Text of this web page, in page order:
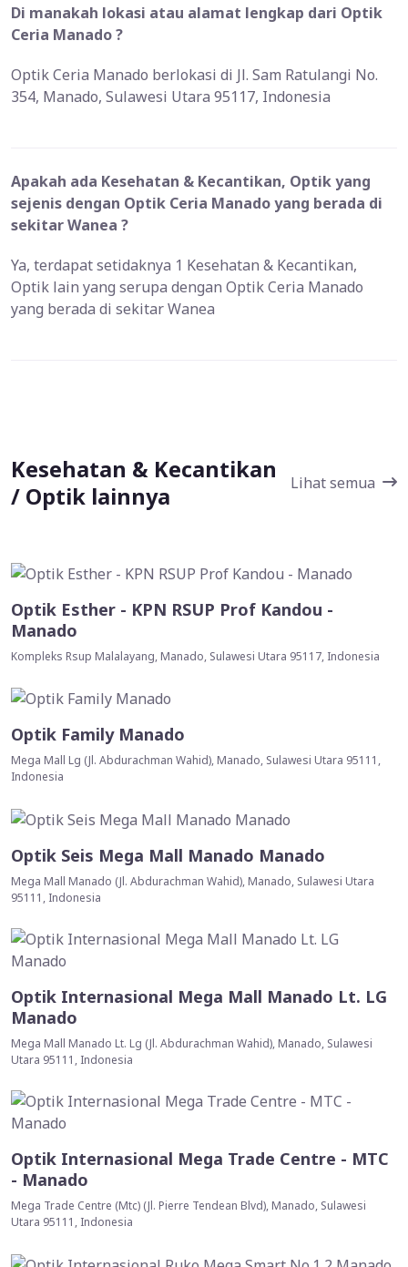
Di manakah lokasi atau alamat lengkap dari Optik
Ceria Manado ?
Optik Ceria Manado berlokasi di Jl. Sam Ratulangi No.
354, Manado, Sulawesi Utara 95117, Indonesia
Apakah ada Kesehatan & Kecantikan, Optik yang
sejenis dengan Optik Ceria Manado yang berada di
sekitar Wanea ?
Ya, terdapat setidaknya 1 Kesehatan & Kecantikan,
Optik lain yang serupa dengan Optik Ceria Manado
yang berada di sekitar Wanea
Kesehatan & Kecantikan
/ Optik lainnya
Lihat semua
Optik Esther - KPN RSUP Prof Kandou -
Manado
Kompleks Rsup Malalayang, Manado, Sulawesi Utara 95117, Indonesia
Optik Family Manado
Mega Mall Lg (Jl. Abdurachman Wahid), Manado, Sulawesi Utara 95111,
Indonesia
Optik Seis Mega Mall Manado Manado
Mega Mall Manado (Jl. Abdurachman Wahid), Manado, Sulawesi Utara
95111, Indonesia
Optik Internasional Mega Mall Manado Lt. LG
Manado
Mega Mall Manado Lt. Lg (Jl. Abdurachman Wahid), Manado, Sulawesi
Utara 95111, Indonesia
Optik Internasional Mega Trade Centre - MTC
- Manado
Mega Trade Centre (Mtc) (Jl. Pierre Tendean Blvd), Manado, Sulawesi
Utara 95111, Indonesia